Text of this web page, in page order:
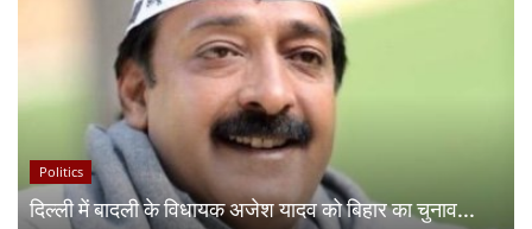
Politics
दिल्ली में बादली के विधायक अजेश यादव को बिहार का चुनाव...